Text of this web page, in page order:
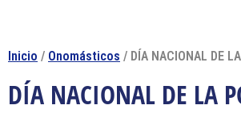
Inicio / Onomásticos / DÍA NACIONAL DE
DÍA NACIONAL DE LA